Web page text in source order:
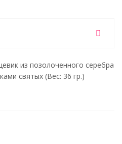
из позолоченного серебра
святых (Вес: 36 гр.)